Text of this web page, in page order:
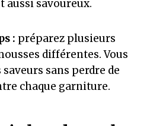
aussi savoureux.
: préparez plusieurs
différentes. Vous
sans perdre de
chaque garniture.